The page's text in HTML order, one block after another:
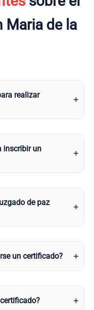
Maria de la
realizar
inscribir un
de paz
un certificado?